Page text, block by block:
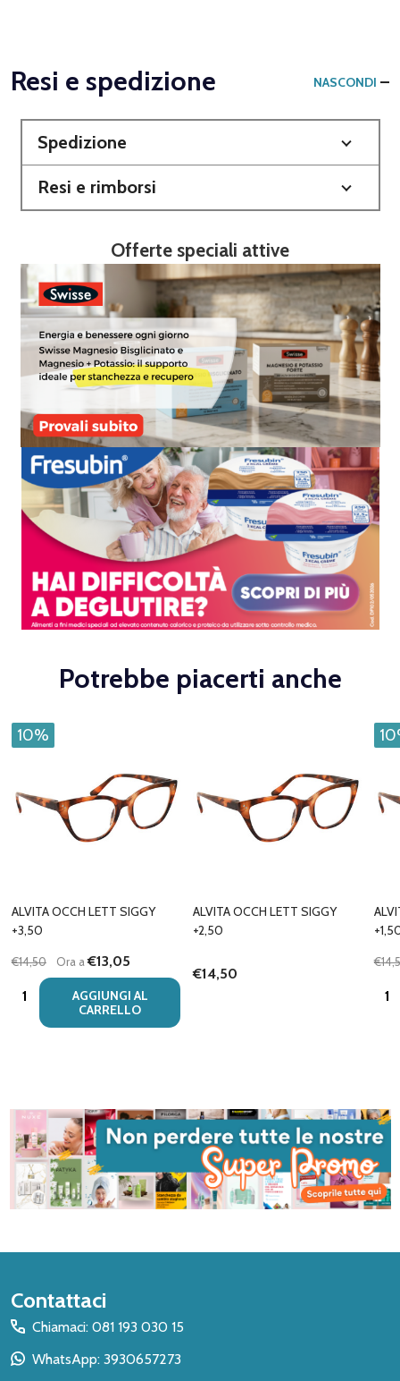
Resi e spedizione NASCONDI
Spedizione
Resi e rimborsi
Offerte speciali attive
Potrebbe piacerti anche
10%
ALVITA OCCH LETT SIGGY
+3,50
€14,50 Ora a€13,05
Quantità:
AGGIUNGI AL
CARRELLO
ALVITA OCCH LETT SIGGY
+2,50
€14,50
Inizio
del
piè
Contattaci
Chiamaci: 081 193 030 15
WhatsApp: 3930657273